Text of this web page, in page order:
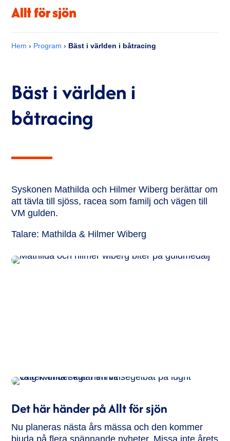
Hem › Program › Bäst i världen i båtracing
Bäst i världen i
båtracing
Syskonen Mathilda och Hilmer Wiberg berättar om
att tävla till sjöss, racea som familj och vägen till
VM gulden.
Talare: Mathilda & Hilmer Wiberg
Det här händer på Allt för sjön
Nu planeras nästa års mässa och den kommer